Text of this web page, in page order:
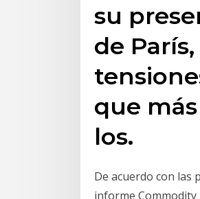
su
de
que
los.
De acuerdo con las
informe Commodity